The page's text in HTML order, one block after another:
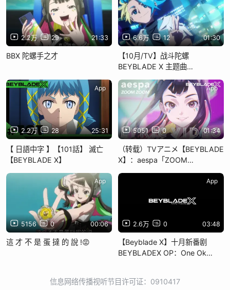
2.2万 29 21:33
BBX 陀螺手之才
6.6万 12 01:30
【10月/TV】战斗陀螺
BEYBLADE X 主题曲
2.2万 28 25:31
App
【 日語中字 】【101話】 滅亡
【BEYBLADE X】
5051 0 01:34
App
（转载）TVアニメ【BEYBLADE
X】：aespa「ZOOM
5156 0 00:06
App
這 才 不 是 蛋 撻 的 說 !😡
2.6万 0 03:48
App
【Beyblade X】十月新番剧
BEYBLADEX OP：One Ok
信息网络传播视听节目许可证：0910417